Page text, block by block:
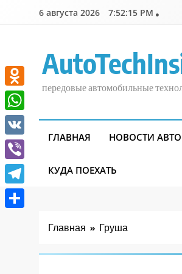
6 августа 2026 7:52:15 PM
передовые автомобильные
ГЛАВНАЯ НОВОСТИ АВТО
КУДА ПОЕХАТЬ
Главная Груша
Odnoklassniki
WhatsApp
VK
Viber
Telegram